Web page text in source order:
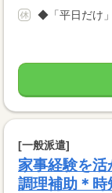
◆「平日だけ
[一般派遣]
家事経験を活
調理補助＊時